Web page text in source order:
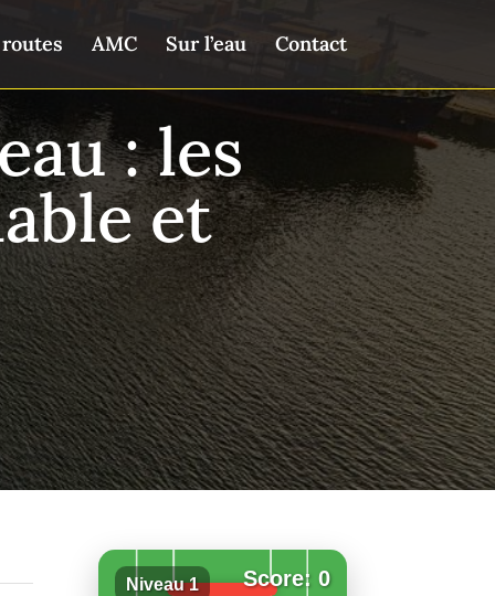
AMC Sur l’eau Contact
: les
et
Niveau 1 Score: 0